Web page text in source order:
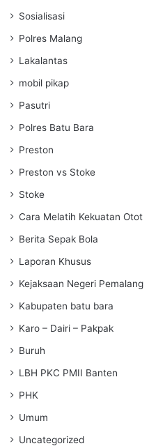
Sosialisasi
Polres Malang
Lakalantas
mobil pikap
Pasutri
Polres Batu Bara
Preston
Preston vs Stoke
Stoke
Cara Melatih Kekuatan Otot
Berita Sepak Bola
Laporan Khusus
Kejaksaan Negeri Pemalang
Kabupaten batu bara
Karo – Dairi – Pakpak
Buruh
LBH PKC PMII Banten
PHK
Umum
Uncategorized